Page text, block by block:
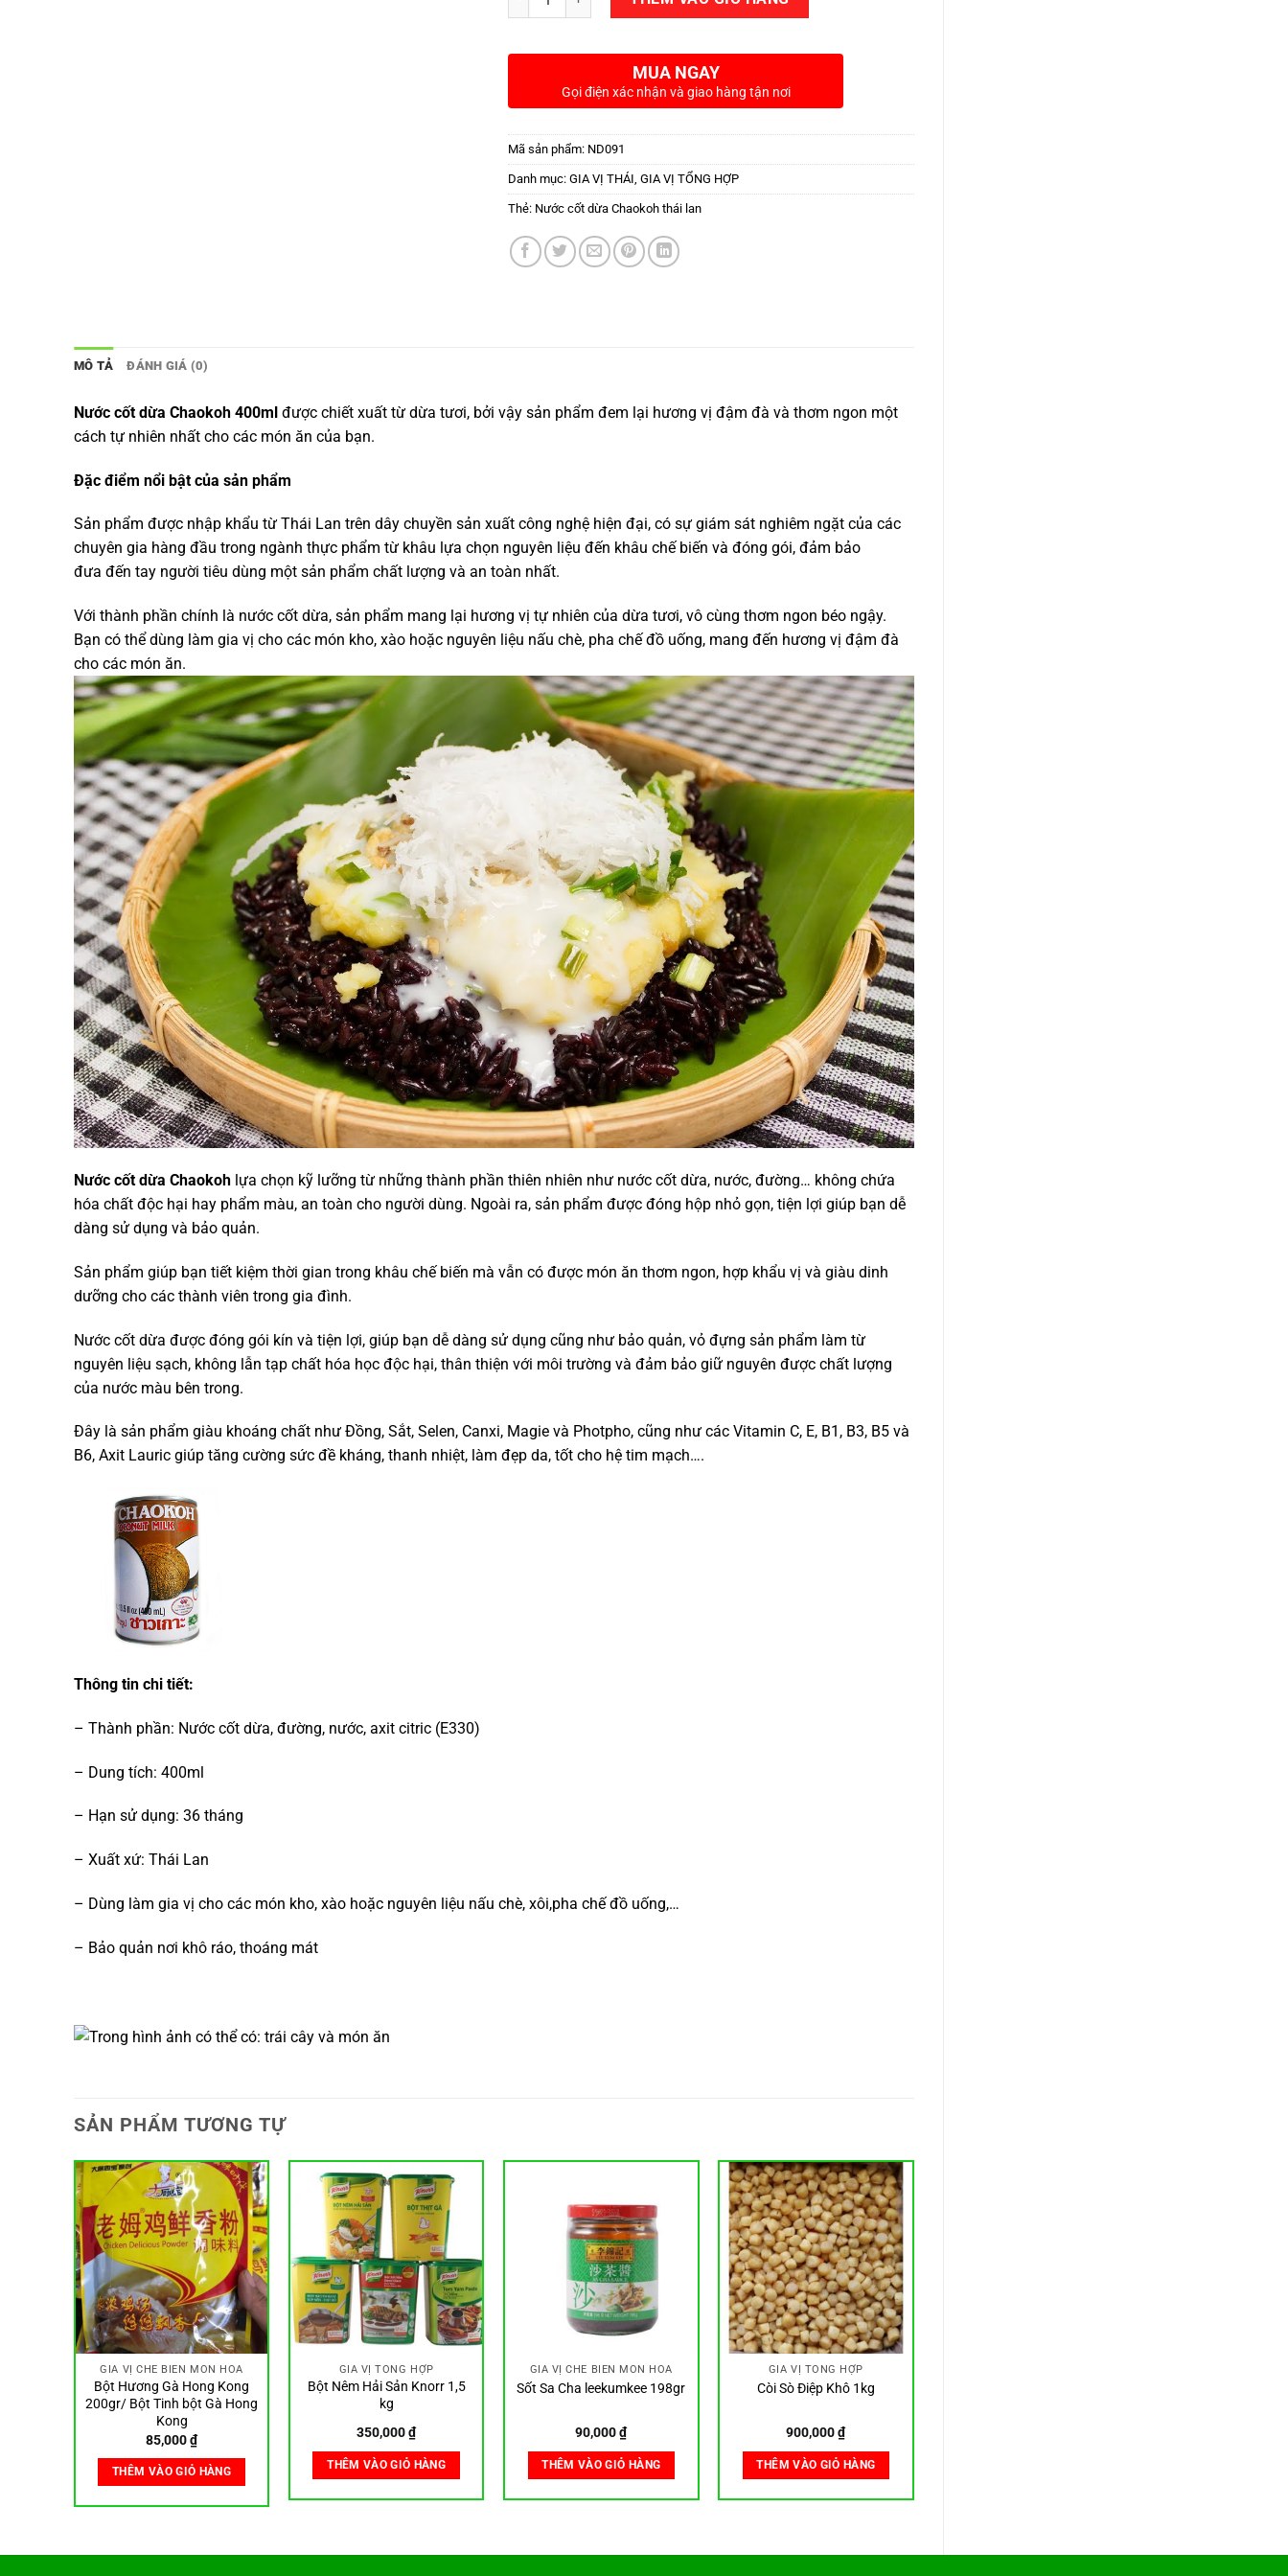
MUA NGAY
Gọi điện xác nhận và giao hàng tận nơi
Mã sản phẩm: ND091
Danh mục:GIA VỊ THÁI ,GIA VỊ TỔNG HỢP
Thẻ: Nước cốt dừa Chaokoh thái lan
MÔ TẢ ĐÁNH GIÁ (0)
Nước cốt dừa Chaokoh 400ml được chiết xuất từ dừa tươi, bởi vậy sản phẩm đem lại hương vị đậm đà và thơm ngon một
cách tự nhiên nhất cho các món ăn của bạn.
Đặc điểm nổi bật của sản phẩm
Sản phẩm được nhập khẩu từ Thái Lan trên dây chuyền sản xuất công nghệ hiện đại, có sự giám sát nghiêm ngặt của các
chuyên gia hàng đầu trong ngành thực phẩm từ khâu lựa chọn nguyên liệu đến khâu chế biến và đóng gói, đảm bảo
đưa đến tay người tiêu dùng một sản phẩm chất lượng và an toàn nhất.
Với thành phần chính là nước cốt dừa, sản phẩm mang lại hương vị tự nhiên của dừa tươi, vô cùng thơm ngon béo ngậy.
Bạn có thể dùng làm gia vị cho các món kho, xào hoặc nguyên liệu nấu chè, pha chế đồ uống, mang đến hương vị đậm đà
cho các món ăn.
Nước cốt dừa Chaokoh lựa chọn kỹ lưỡng từ những thành phần thiên nhiên như nước cốt dừa, nước, đường… không chứa
hóa chất độc hại hay phẩm màu, an toàn cho người dùng. Ngoài ra, sản phẩm được đóng hộp nhỏ gọn, tiện lợi giúp bạn dễ
dàng sử dụng và bảo quản.
Sản phẩm giúp bạn tiết kiệm thời gian trong khâu chế biến mà vẫn có được món ăn thơm ngon, hợp khẩu vị và giàu dinh
dưỡng cho các thành viên trong gia đình.
Nước cốt dừa được đóng gói kín và tiện lợi, giúp bạn dễ dàng sử dụng cũng như bảo quản, vỏ đựng sản phẩm làm từ
nguyên liệu sạch, không lẫn tạp chất hóa học độc hại, thân thiện với môi trường và đảm bảo giữ nguyên được chất lượng
của nước màu bên trong.
Đây là sản phẩm giàu khoáng chất như Đồng, Sắt, Selen, Canxi, Magie và Photpho, cũng như các Vitamin C, E, B1, B3, B5 và
B6, Axit Lauric giúp tăng cường sức đề kháng, thanh nhiệt, làm đẹp da, tốt cho hệ tim mạch….
Thông tin chi tiết:
– Thành phần: Nước cốt dừa, đường, nước, axit citric (E330)
– Dung tích: 400ml
– Hạn sử dụng: 36 tháng
– Xuất xứ: Thái Lan
– Dùng làm gia vị cho các món kho, xào hoặc nguyên liệu nấu chè, xôi,pha chế đồ uống,…
– Bảo quản nơi khô ráo, thoáng mát
SẢN PHẨM TƯƠNG TỰ
GIA VỊ CHẾ BIẾN MÓN HOA
Bột Hương Gà Hong Kong
200gr/ Bột Tinh bột Gà Hong
Kong
85,000₫
THÊM VÀO GIỎ HÀNG
GIA VỊ TỔNG HỢP
Bột Nêm Hải Sản Knorr 1,5
kg
350,000₫
THÊM VÀO GIỎ HÀNG
GIA VỊ CHẾ BIẾN MÓN HOA
Sốt Sa Cha leekumkee 198gr
90,000₫
THÊM VÀO GIỎ HÀNG
GIA VỊ TỔNG HỢP
Còi Sò Điệp Khô 1kg
900,000₫
THÊM VÀO GIỎ HÀNG